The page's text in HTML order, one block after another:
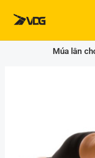
dung
Múa lân